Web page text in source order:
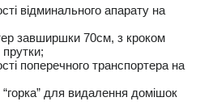
відминального апарату на
завширшки 70см, з кроком
поперечного транспортера на
для видалення домішок